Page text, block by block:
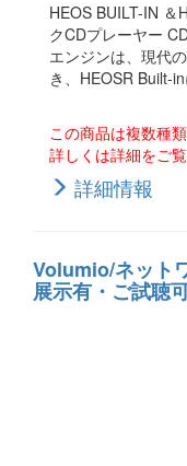
HEOS BUILT-IN ＆
クCDプレーヤー
エンジンは、現代
き、HEOSR Built-
この商品は複数種類
詳しくは詳細をご覧
詳細情報
Volumio/ネット
展示有・ご試聴可